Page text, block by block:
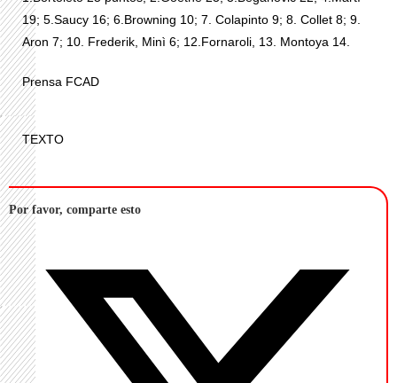
19; 5.Saucy 16; 6.Browning 10; 7. Colapinto 9; 8. Collet 8; 9.
Aron 7; 10. Frederik, Minì 6; 12.Fornaroli, 13. Montoya 14.
Prensa FCAD
TEXTO
Por favor, comparte esto